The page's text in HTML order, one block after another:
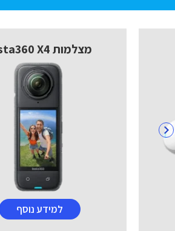
מצלמות Insta360 X4
למידע נוסף